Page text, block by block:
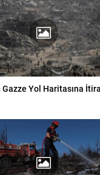
Gazze Yol Haritasına